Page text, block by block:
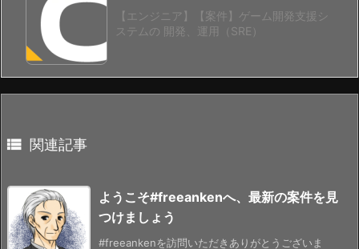
【エンジニア】【案件】ゲーム開発支援シ
ステムの 開発、運用（SRE）
 関連記事
ようこそ#freeankenへ、最新の案件を見
つけましょう
#freeankenを訪問いただきありがとうございま